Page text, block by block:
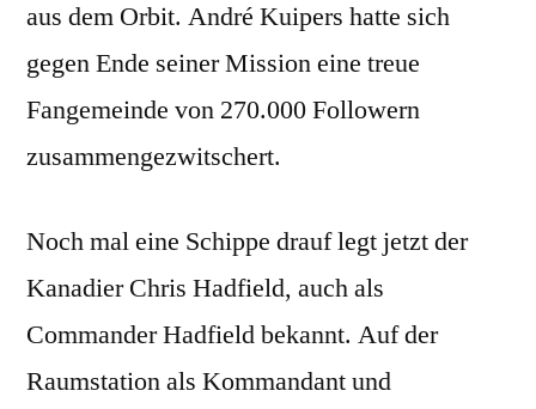
aus dem Orbit. André Kuipers hatte sich
gegen Ende seiner Mission eine treue
Fangemeinde von 270.000 Followern
zusammengezwitschert.
Noch mal eine Schippe drauf legt jetzt der
Kanadier Chris Hadfield, auch als
Commander Hadfield bekannt. Auf der
Raumstation als Kommandant und